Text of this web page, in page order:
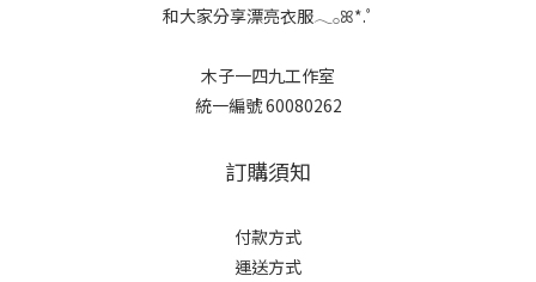
和大家分享漂亮衣服𓂃𓂂ꕤ*.ﾟ
木子一四九工作室
統一編號 60080262
訂購須知
付款方式
運送方式